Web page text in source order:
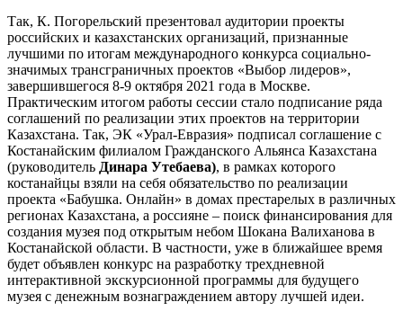
Так, К. Погорельский презентовал аудитории проекты
российских и казахстанских организаций, признанные
лучшими по итогам международного конкурса социально-
значимых трансграничных проектов «Выбор лидеров»,
завершившегося 8-9 октября 2021 года в Москве.
Практическим итогом работы сессии стало подписание ряда
соглашений по реализации этих проектов на территории
Казахстана. Так, ЭК «Урал-Евразия» подписал соглашение с
Костанайским филиалом Гражданского Альянса Казахстана
(руководитель Динара Утебаева), в рамках которого
костанайцы взяли на себя обязательство по реализации
проекта «Бабушка. Онлайн» в домах престарелых в различных
регионах Казахстана, а россияне – поиск финансирования для
создания музея под открытым небом Шокана Валиханова в
Костанайской области. В частности, уже в ближайшее время
будет объявлен конкурс на разработку трехдневной
интерактивной экскурсионной программы для будущего
музея с денежным вознаграждением автору лучшей идеи.